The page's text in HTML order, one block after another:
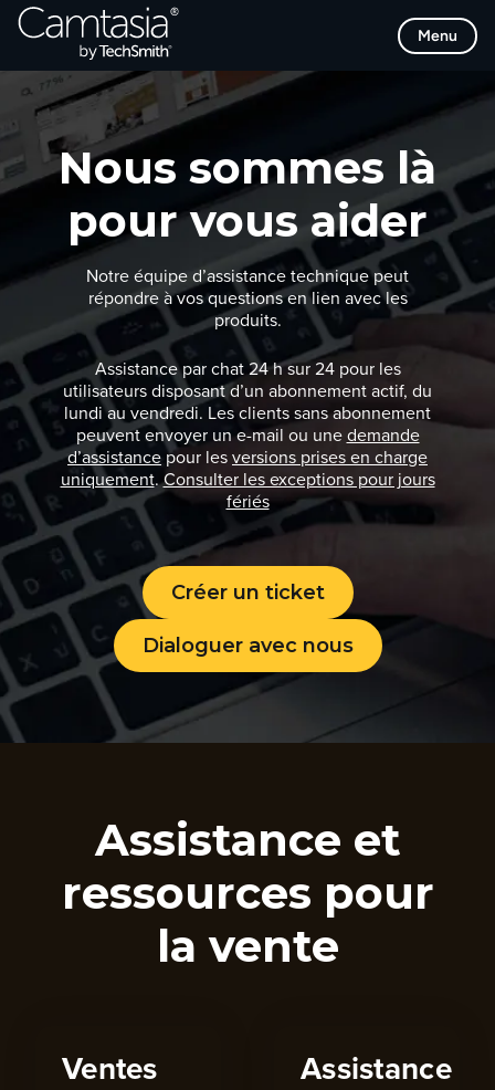
Passer
directement
contenu
Menu
Nous sommes là
pour vous aider
Notre équipe d’assistance technique peut
répondre à vos questions en lien avec les
produits.
Assistance par chat 24 h sur 24 pour les
utilisateurs disposant d’un abonnement actif, du
lundi au vendredi. Les clients sans abonnement
peuvent envoyer un e-mail ou une demande
d’assistance pour les versions prises en charge
uniquement.Consulter les exceptions pour jours
fériés
Créer un ticket
Dialoguer avec nous
Assistance et
ressources pour
la vente
Ventes
Assistance